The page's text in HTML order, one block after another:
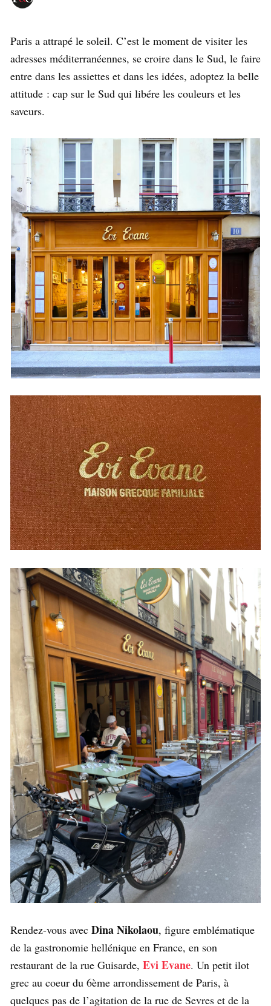
Paris a attrapé le soleil. C’est le moment de visiter les
adresses méditerranéennes, se croire dans le Sud, le faire
entre dans les assiettes et dans les idées, adoptez la belle
attitude : cap sur le Sud qui libére les couleurs et les
saveurs.
Rendez-vous avec Dina Nikolaou, figure emblématique
de la gastronomie hellénique en France, en son
restaurant de la rue Guisarde, Evi Evane. Un petit ilot
grec au coeur du 6ème arrondissement de Paris, à
quelques pas de l’agitation de la rue de Sevres et de la